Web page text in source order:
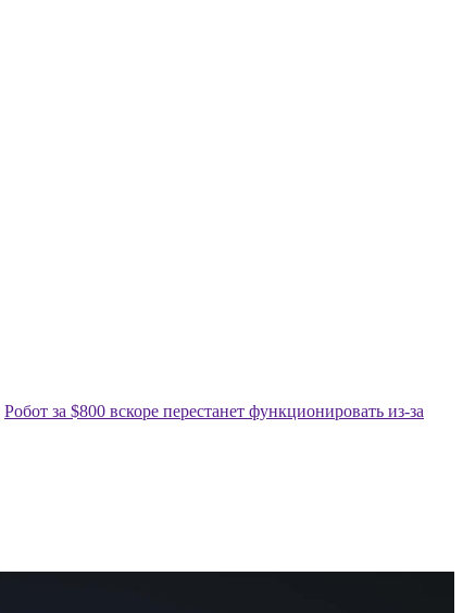
Робот за $800 вскоре перестанет функционировать из-за